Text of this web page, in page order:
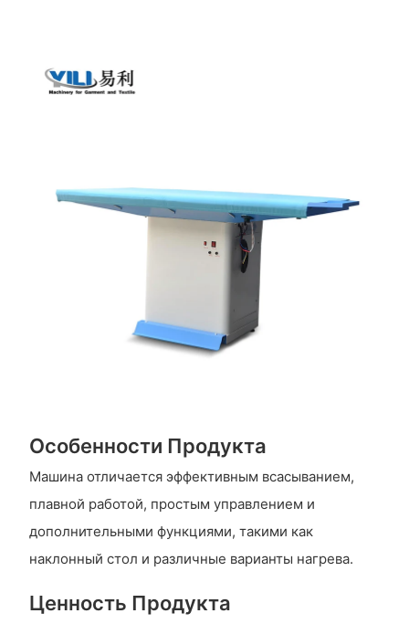
Особенности Продукта
Машина отличается эффективным всасыванием,
плавной работой, простым управлением и
дополнительными функциями, такими как
наклонный стол и различные варианты нагрева.
Ценность Продукта